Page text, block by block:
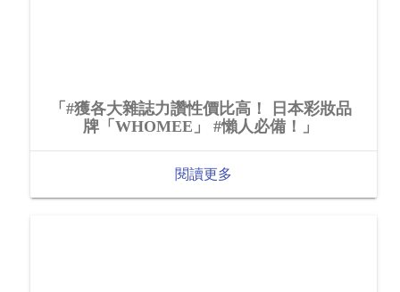
「#獲各大雜誌力讚性價比高！ 日本彩妝品
牌「WHOMEE」 #懶人必備！」
閱讀更多